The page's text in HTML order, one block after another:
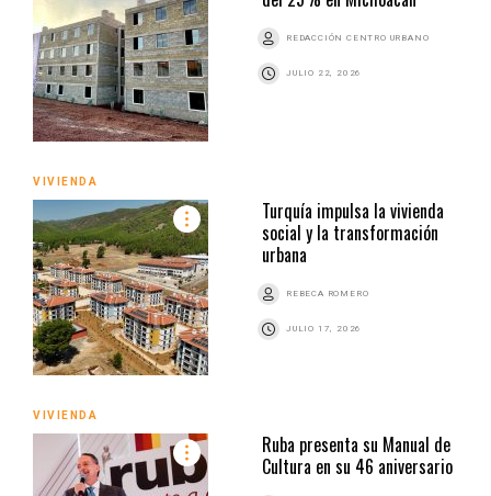
REDACCIÓN CENTRO URBANO
JULIO 22, 2026
VIVIENDA
Turquía impulsa la vivienda
social y la transformación
urbana
REBECA ROMERO
JULIO 17, 2026
VIVIENDA
Ruba presenta su Manual de
Cultura en su 46 aniversario